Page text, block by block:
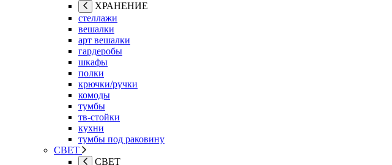
ХРАНЕНИЕ
стеллажи
вешалки
арт вешалки
гардеробы
шкафы
полки
крючки/ручки
комоды
тумбы
тв-стойки
кухни
тумбы под раковину
СВЕТ
СВЕТ